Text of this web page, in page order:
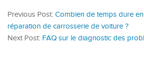
Previous Post: Combien de temps dure
réparation de carrosserie de voiture ?
Next Post: FAQ sur le diagnostic des